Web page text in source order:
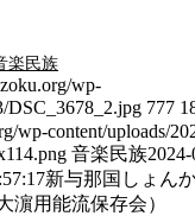
楽民族
wp-
DSC_3678_2.jpg 777
wp-content/uploads/
音楽民族
新与那国しょん
濵用能流保存会）